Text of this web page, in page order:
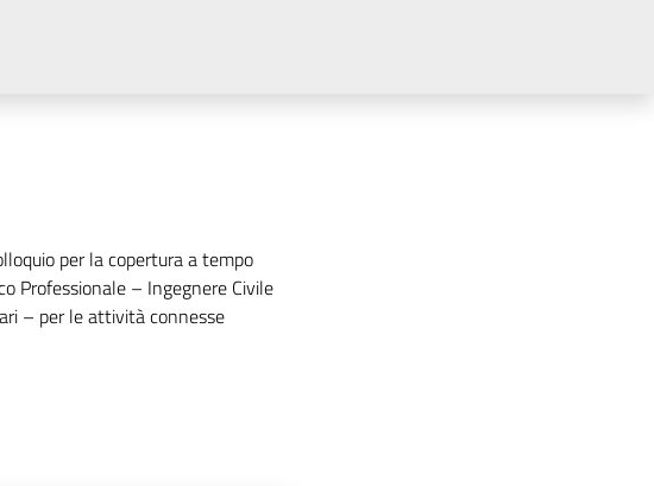
per la copertura a tempo
Professionale – Ingegnere Civile
– per le attività connesse